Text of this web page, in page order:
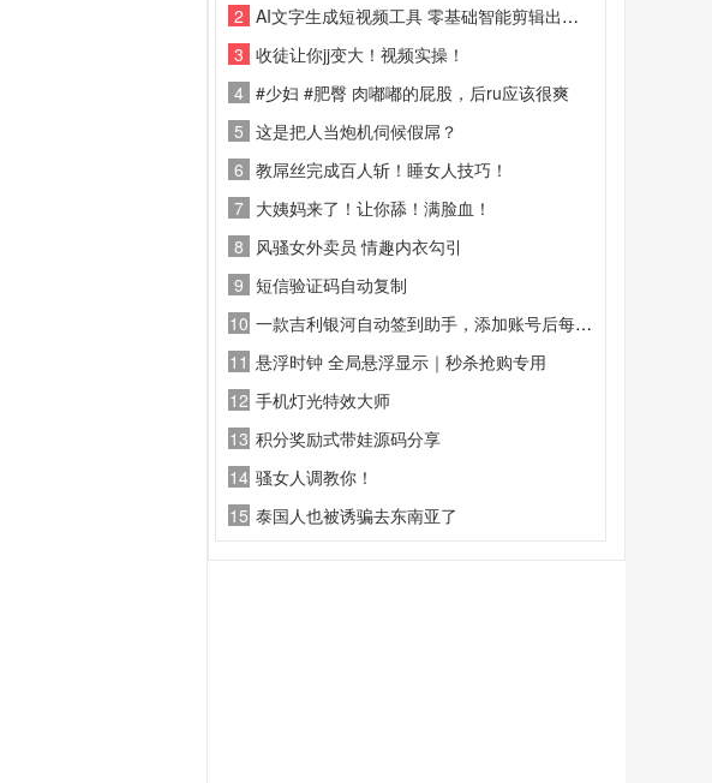
2 AI文字生成短视频工具 零基础智能剪辑出片软件
3 收徒让你jj变大！视频实操！
4 #少妇 #肥臀 肉嘟嘟的屁股，后ru应该很爽
5 这是把人当炮机伺候假屌？
6 教屌丝完成百人斩！睡女人技巧！
7 大姨妈来了！让你舔！满脸血！
8 风骚女外卖员 情趣内衣勾引
9 短信验证码自动复制
10 一款吉利银河自动签到助手，添加账号后每天自动签到，实现连续签到，不断签，解放双手，积分自由
11 悬浮时钟 全局悬浮显示｜秒杀抢购专用
12 手机灯光特效大师
13 积分奖励式带娃源码分享
14 骚女人调教你！
15 泰国人也被诱骗去东南亚了